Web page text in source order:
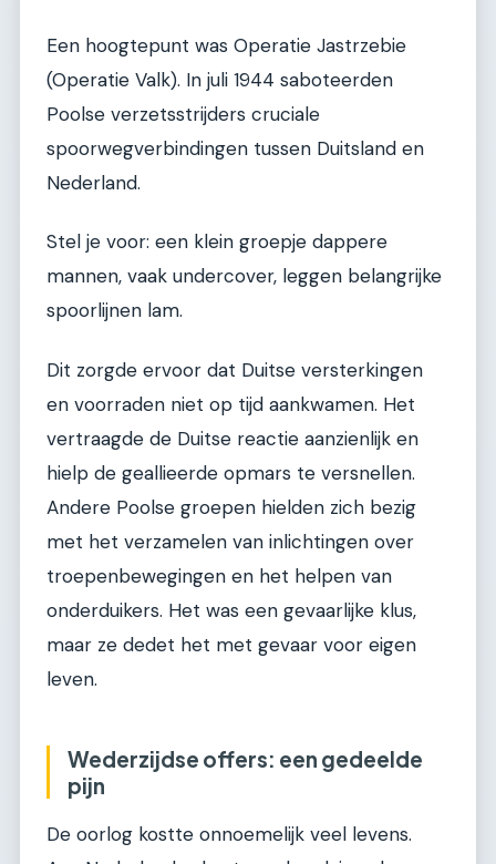
Een hoogtepunt was Operatie Jastrzebie
(Operatie Valk). In juli 1944 saboteerden
Poolse verzetsstrijders cruciale
spoorwegverbindingen tussen Duitsland en
Nederland.
Stel je voor: een klein groepje dappere
mannen, vaak undercover, leggen belangrijke
spoorlijnen lam.
Dit zorgde ervoor dat Duitse versterkingen
en voorraden niet op tijd aankwamen. Het
vertraagde de Duitse reactie aanzienlijk en
hielp de geallieerde opmars te versnellen.
Andere Poolse groepen hielden zich bezig
met het verzamelen van inlichtingen over
troepenbewegingen en het helpen van
onderduikers. Het was een gevaarlijke klus,
maar ze dedet het met gevaar voor eigen
leven.
Wederzijdse offers: een gedeelde
pijn
De oorlog kostte onnoemelijk veel levens.